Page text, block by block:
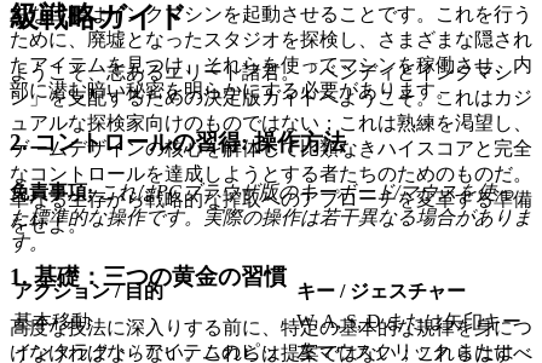
主な目標はインクマシンを起動させることです。これを行う
ために、廃墟となったスタジオを探検し、さまざまな隠され
たアイテムを見つけ、それらを使ってマシンを稼働させ、内
部に潜む暗い秘密を明らかにする必要があります。
2. コントロールの習得: 操作方法
免責事項: これはPCブラウザ版のキーボード/マウスを使っ
た標準的な操作です。実際の操作は若干異なる場合がありま
す。
アクション / 目的
キー / ジェスチャー
基本移動
W, A, S, D または矢印キー
インタラクト / アイテムのピッ
左マウスクリック または
級戦略ガイド
ようこそ、志あるエリート諸君。「ベンディとインクマシ
ン」を支配するための決定版ガイドへようこそ。これはカジ
ュアルな探検家向けのものではない；これは熟練を渇望し、
ゲームデザインの核心を解体して比類なきハイスコアと完全
なコントロールを達成しようとする者たちのためのものだ。
単なる生存から戦略的な搾取へのアプローチを変革する準備
をせよ。
1. 基礎：三つの黄金の習慣
高度な技法に深入りする前に、特定の基本的な規律を身につ
けなければならない。これらは提案ではない；これらはすべ